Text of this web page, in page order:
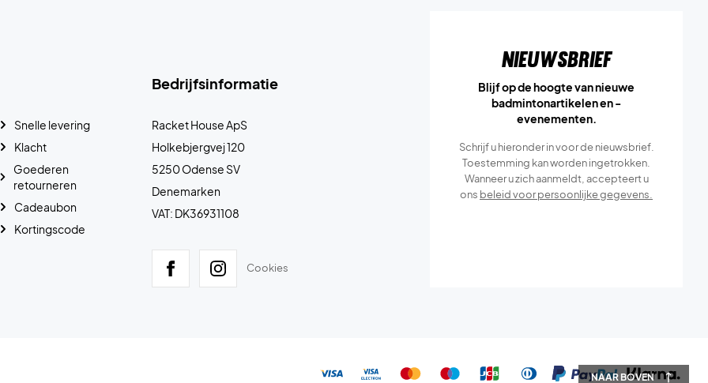
NAAR BOVEN
Bedrijfsinformatie
Racket House ApS
Holkebjergvej 120
5250 Odense SV
Denemarken
VAT: DK36931108
Cookies
Snelle levering
Klacht
Goederen
retourneren
Cadeaubon
Kortingscode
Nieuwsbrief
Blijf op de hoogte van nieuwe
badmintonartikelen en -
evenementen.
Schrijf u hieronder in voor de nieuwsbrief.
Toestemming kan worden ingetrokken.
Wanneer u zich aanmeldt, accepteert u
ons beleid voor persoonlijke gegevens.